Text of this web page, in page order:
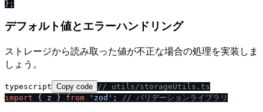
デフォルト値とエラーハンドリング
ストレージから読み取った値が不正な場合の処理を実装しま
しょう。
typescript Copy code // utils/storageUtils.ts
import { z } from 'zod' ; // バリデーションライブラリ